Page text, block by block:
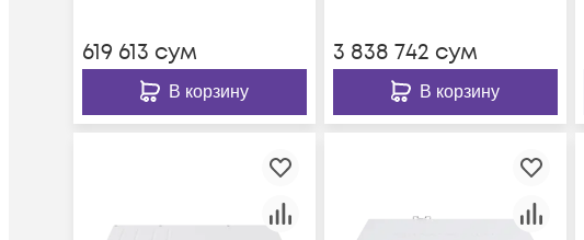
619 613 сум
В корзину
3 838 742 сум
В корзину